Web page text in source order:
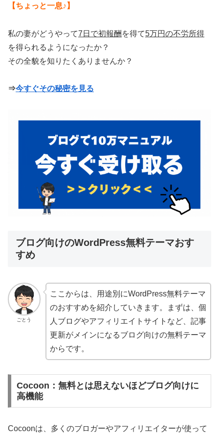
【ちょっと一息♪】
私の妻がどうやって7日で初報酬 を得て5万円の不労所得
を得られるようになったか？
その全貌を知りたくありませんか？
⇒今すぐその秘密を見る
ブログ向けのWordPress無料テーマおす
すめ
ごとう
ここからは、用途別にWordPress無料テーマ
のおすすめを紹介していきます。まずは、個
人ブログやアフィリエイトサイトなど、記事
更新がメインになるブログ向けの無料テーマ
からです。
Cocoon：無料とは思えないほどブログ向けに
高機能
Cocoonは、多くのブロガーやアフィリエイターが使って